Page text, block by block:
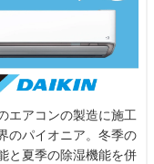
エアコンの製造に施工
のパイオニア。冬季の
と夏季の除湿機能を併